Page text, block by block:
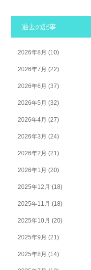
過去の記事
2026年8月 (10)
2026年7月 (22)
2026年6月 (37)
2026年5月 (32)
2026年4月 (27)
2026年3月 (24)
2026年2月 (21)
2026年1月 (20)
2025年12月 (18)
2025年11月 (18)
2025年10月 (20)
2025年9月 (21)
2025年8月 (14)